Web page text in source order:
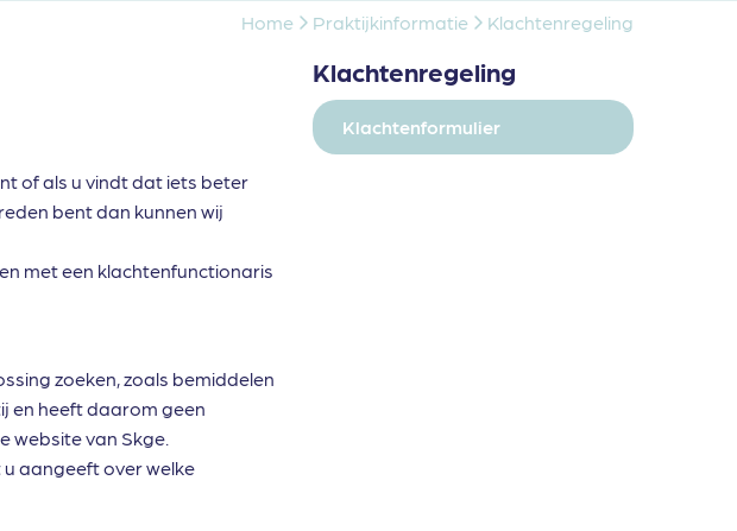
Home Praktijkinformatie Klachtenregeling
of als u vindt dat iets beter
bent dan kunnen wij
met een klachtenfunctionaris
zoeken, zoals bemiddelen
en heeft daarom geen
website van Skge.
aangeeft over welke
Klachtenregeling
Klachtenformulier